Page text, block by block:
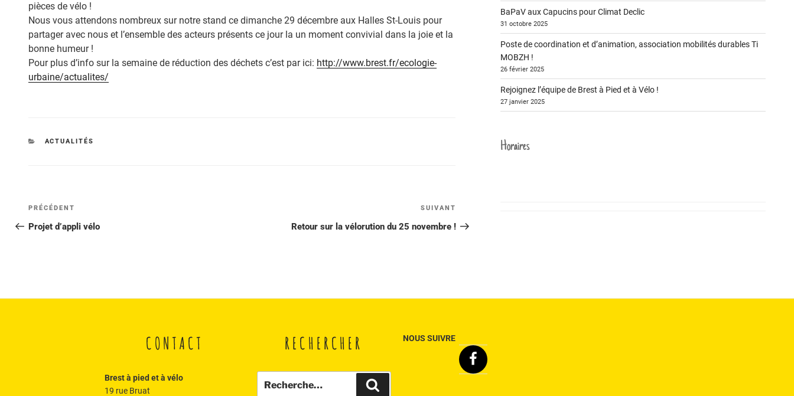
pièces de vélo !
Nous vous attendons nombreux sur notre stand ce dimanche 29 décembre aux Halles St-Louis pour
partager avec nous et l’ensemble des acteurs présents ce jour la un moment convivial dans la joie et la
bonne humeur !
Pour plus d’info sur la semaine de réduction des déchets c’est par ici: http://www.brest.fr/ecologie-
urbaine/actualites/
CATÉGORIES
ACTUALITÉS
Navigation
de
Article
précédent
PRÉCÉDENT
Projet d’appli vélo
suivant
SUIVANT
Retour sur la vélorution du 25 novembre !
BaPaV aux Capucins pour Climat Declic
31 octobre 2025
Poste de coordination et d’animation, association mobilités durables Ti
MOBZH !
26 février 2025
Rejoignez l’équipe de Brest à Pied et à Vélo !
27 janvier 2025
Horaires
CONTACT
Brest à pied et à vélo
19 rue Bruat
RECHERCHER
pour
NOUS SUIVRE
Facebook